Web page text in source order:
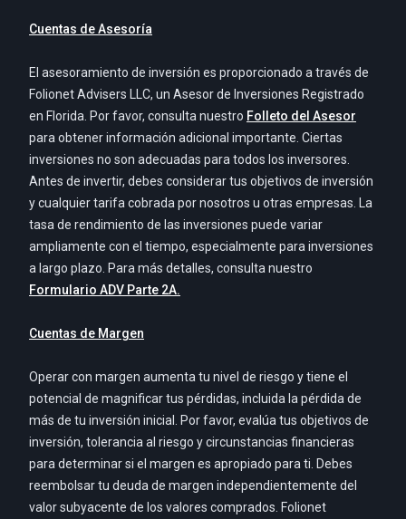
Cuentas de Asesoría
El asesoramiento de inversión es proporcionado a través de
Folionet Advisers LLC, un Asesor de Inversiones Registrado
en Florida. Por favor, consulta nuestro Folleto del Asesor
para obtener información adicional importante. Ciertas
inversiones no son adecuadas para todos los inversores.
Antes de invertir, debes considerar tus objetivos de inversión
y cualquier tarifa cobrada por nosotros u otras empresas. La
tasa de rendimiento de las inversiones puede variar
ampliamente con el tiempo, especialmente para inversiones
a largo plazo. Para más detalles, consulta nuestro
Formulario ADV Parte 2A.
Cuentas de Margen
Operar con margen aumenta tu nivel de riesgo y tiene el
potencial de magnificar tus pérdidas, incluida la pérdida de
más de tu inversión inicial. Por favor, evalúa tus objetivos de
inversión, tolerancia al riesgo y circunstancias financieras
para determinar si el margen es apropiado para ti. Debes
reembolsar tu deuda de margen independientemente del
valor subyacente de los valores comprados. Folionet